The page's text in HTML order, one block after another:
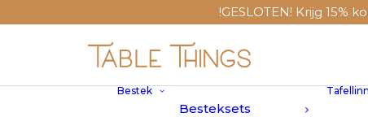
!GESLOTEN! Krijg 15% korting
Bestek
Besteksets